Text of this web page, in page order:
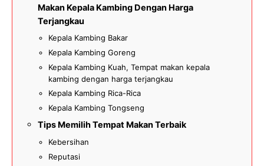
Makan Kepala Kambing Dengan Harga
Terjangkau
Kepala Kambing Bakar
Kepala Kambing Goreng
Kepala Kambing Kuah, Tempat makan kepala
kambing dengan harga terjangkau
Kepala Kambing Rica-Rica
Kepala Kambing Tongseng
Tips Memilih Tempat Makan Terbaik
Kebersihan
Reputasi